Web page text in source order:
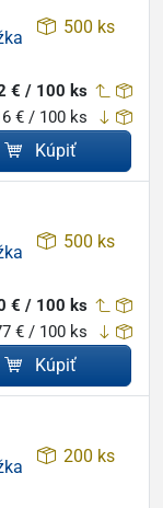
500 ks
€ / 100 ks
€ / 100 ks
Kúpiť
500 ks
€ / 100 ks
€ / 100 ks
Kúpiť
200 ks